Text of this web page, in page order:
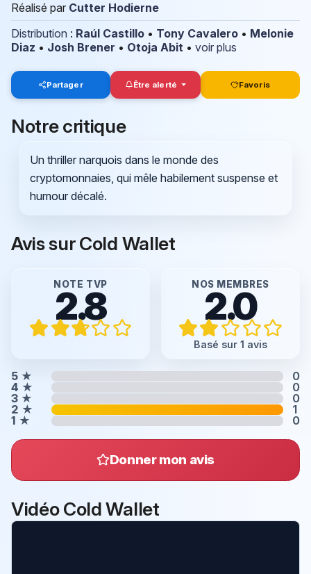
Réalisé par Cutter Hodierne
Distribution : Raúl Castillo • Tony Cavalero • Melonie
Diaz • Josh Brener • Otoja Abit • voir plus
Partager Être alerté Favoris
Notre critique
Un thriller narquois dans le monde des
cryptomonnaies, qui mêle habilement suspense et
humour décalé.
Avis sur Cold Wallet
NOTE TVP
2.8 NOS MEMBRES
2.0
Basé sur 1 avis
5 ★
0
4 ★
0
3 ★
0
2 ★
1
1 ★ 0
Donner mon avis
Vidéo Cold Wallet